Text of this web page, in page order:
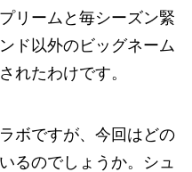
リームと毎シーズン緊
ド以外のビッグネーム
れたわけです。
ボですが、今回はどの
るのでしょうか。シュ